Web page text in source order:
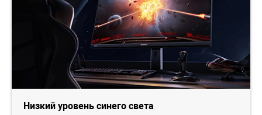
Низкий уровень синего света